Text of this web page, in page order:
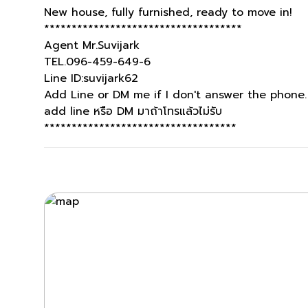
New house, fully furnished, ready to move in!
************************************
Agent Mr.Suvijark
TEL.096-459-649-6
Line ID:suvijark62
Add Line or DM me if I don't answer the phone.
add line หรือ DM มาถ้าโทรแล้วไม่รับ
***********************************